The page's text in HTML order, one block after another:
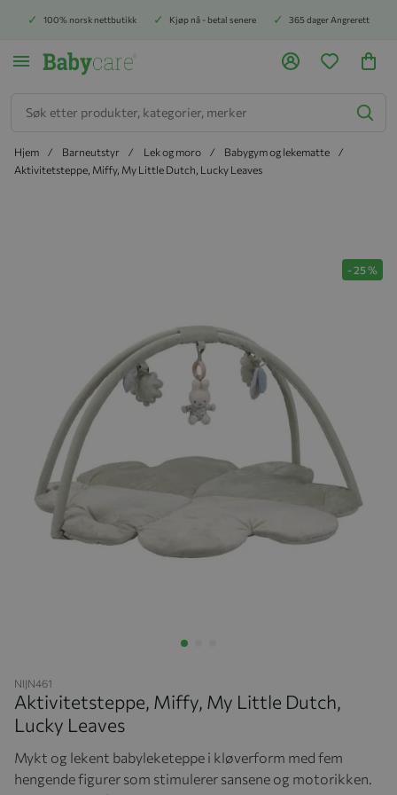
100% norsk nettbutikk Kjøp nå - betal senere 365 dager Angrerett
Hjem Barneutstyr Lek og moro
Babygym og lekematte
Aktivitetsteppe, Miffy, My Little Dutch, Lucky Leaves
-25%
NIJN461
Aktivitetsteppe, Miffy, My Little Dutch,
Lucky Leaves
Mykt og lekent babyleketeppe i kløverform med fem
hengende figurer som stimulerer sansene og motorikken.